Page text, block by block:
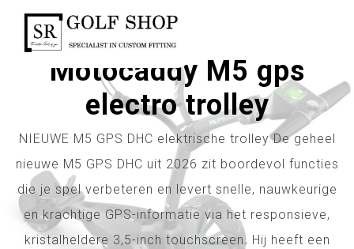
Motocaddy M5 gps
electro trolley
NIEUWE M5 GPS DHC elektrische trolley De geheel
nieuwe M5 GPS DHC uit 2026 zit boordevol functies
die je spel verbeteren en levert snelle, nauwkeurige
en krachtige GPS-informatie via het responsieve,
kristalheldere 3,5-inch touchscreen. Hij heeft een